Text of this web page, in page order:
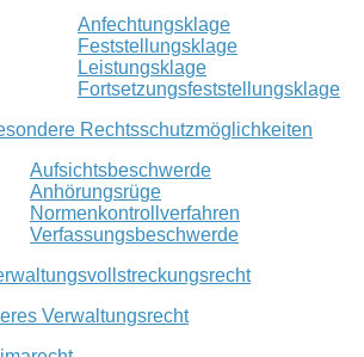
Anfechtungsklage
Feststellungsklage
Leistungsklage
Fortsetzungsfeststellungsklage
Rechtsschutzmöglichkeiten
Aufsichtsbeschwerde
Anhörungsrüge
Normenkontrollverfahren
Verfassungsbeschwerde
Verwaltungsrecht